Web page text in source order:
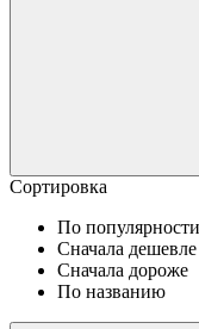
Сортировка
По популярности
Сначала дешевле
Сначала дороже
По названию